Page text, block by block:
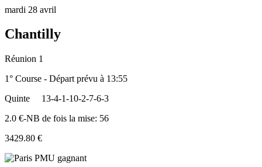
mardi 28 avril
Chantilly
Réunion 1
1° Course - Départ prévu à 13:55
Quinte
13-4-1-10-2-7-6-3
2.0 €-NB de fois la mise: 56
3429.80 €